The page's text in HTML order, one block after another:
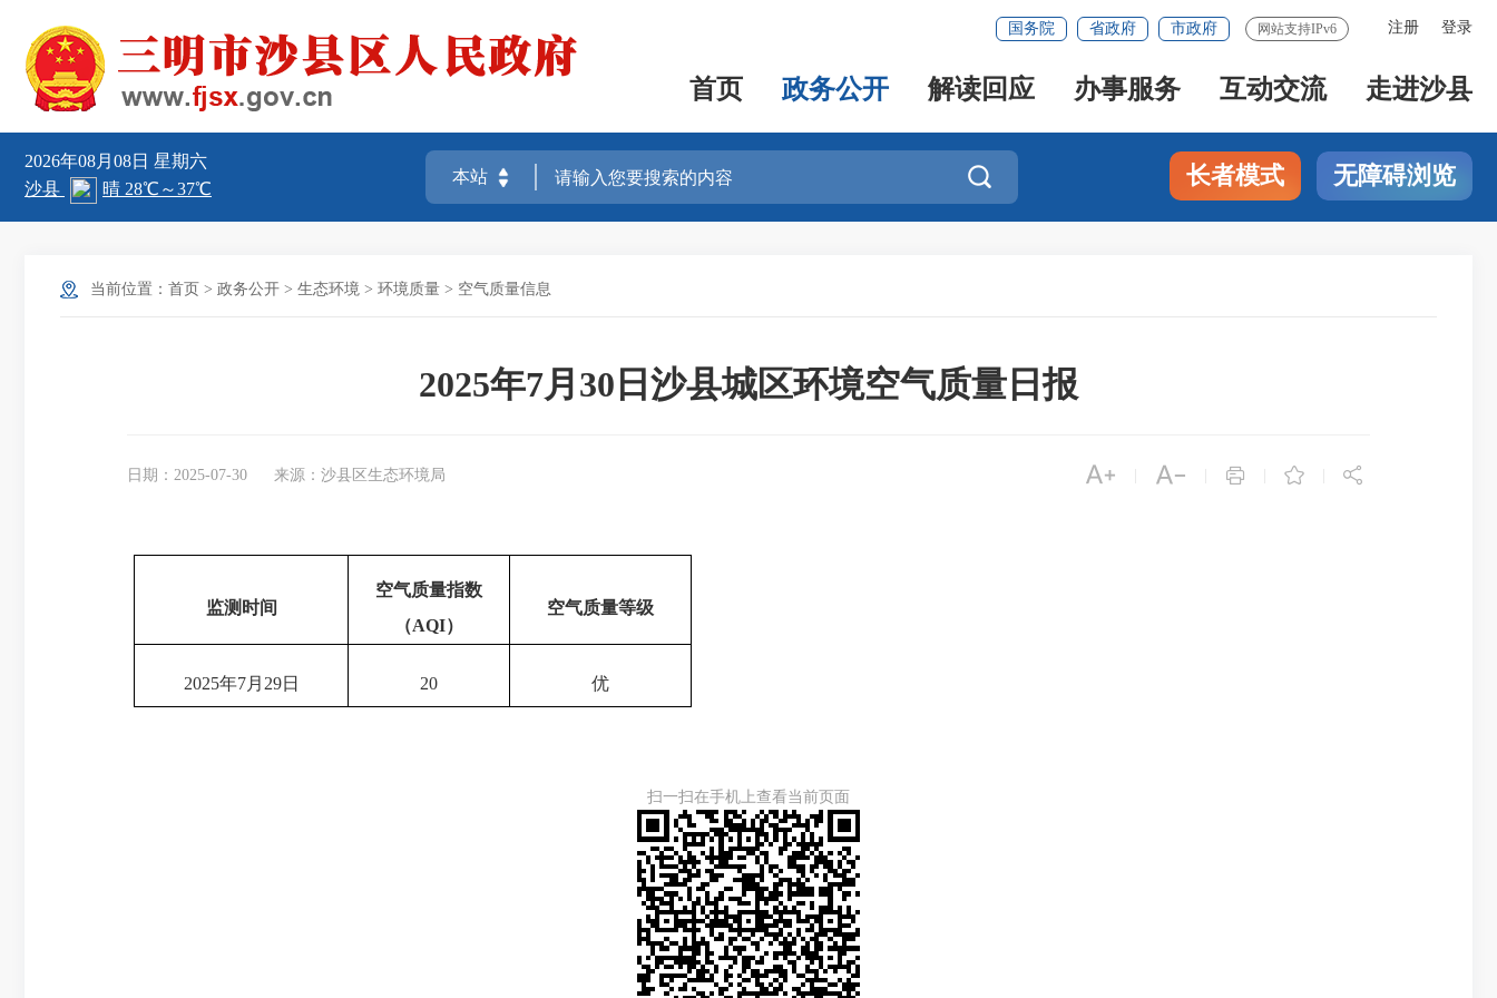
注册 登录
国务院 省政府 市政府 网站支持IPv6
首页 政务公开 解读回应 办事服务 互动交流 走进沙县
2026年08月08日 星期六
 长者模式 无障碍浏览
当前位置： 首页 > 政务公开 > 生态环境 > 环境质量 > 空气质量信息
2025年7月30日沙县城区环境空气质量日报
日期：2025-07-30 来源：沙县区生态环境局     
监测时间
空气质量指数
（AQI）
空气质量等级
2025年7月29日 20 优
扫一扫在手机上查看当前页面